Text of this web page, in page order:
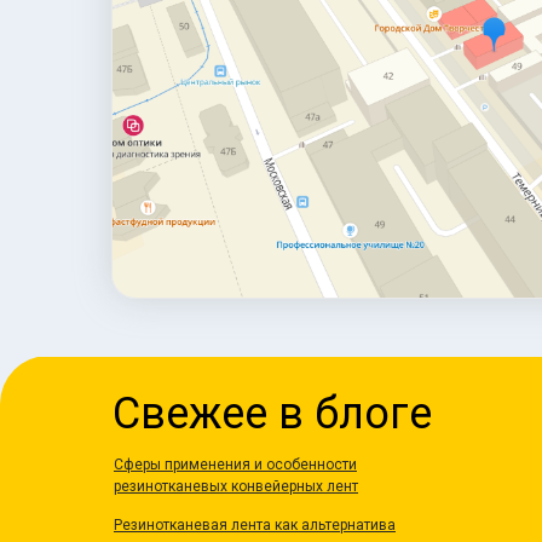
Свежее в блоге
Сферы применения и особенности
резинотканевых конвейерных лент
Резинотканевая лента как альтернатива